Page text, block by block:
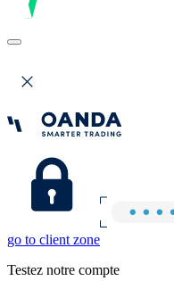
go to client zone
Testez notre compte